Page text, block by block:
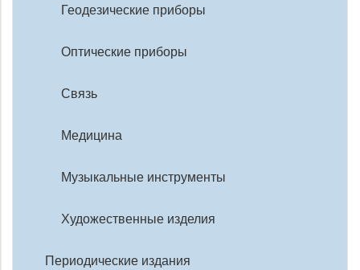
Геодезические приборы
Оптические приборы
Связь
Медицина
Музыкальные инструменты
Художественные изделия
Периодические издания